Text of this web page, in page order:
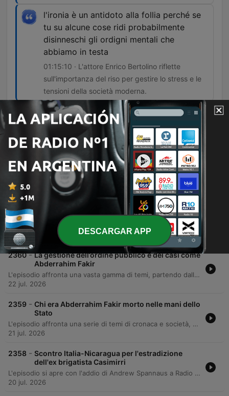
l'ironia è un antidoto alla follia perché se
tu su alcune cose ridi probabilmente
disinneschi gli ordigni mentali che
abbiamo in testa
01:15:10 · L'attore Enrico Bertolino riflette
sull'importanza del riso per gestire lo stress e le
tensioni della società moderna.
Episodios
L'appello di Alemanno a Roggero perché parli di
carcere sfruttando l'attenzione mediatica
L'episodio affronta temi di profonda attualità sociale e giustizia, partendo dall'analisi del caso Ilaria Salis e della crisi del sistema carcerario italiano. Attraverso l'intervista a Gianni Alemanno, si discute la necessità di una riforma che favorisca la riabilitazione attraverso il lavoro e la disciplina, toccando anche temi come la responsabilità penale dei minorenni e la gestione della salute mentale. La puntata prosegue con riflessioni sulla sicurezza nelle strutture pubbliche, ispirate dalla tragedia del piccolo Gabriele, e si conclude con un momento di convivialità tra i conduttori. L'ascolto si chiude con una panoramica sulle nuove produzioni podcast del gruppo 24 Ore, offrendo consigli d'ascolto che spaziano dal true crime alla psicologia.
24 jul. 2026
La Francia, prima in Europa, vieta per legge i
social network ai minori di 15 anni
23 jul. 2026
2360 - La gestione dell’ordine pubblico e dei casi come
Abderrahim Fakir
L'episodio affronta una vasta gamma di temi, partendo dall'analisi della democrazia e del dibattito politico, fino all'impatto dell'intelligenza artificiale e della manipolazione digitale sull'opinione pubblica. La discussione tocca anche la gestione psicologica delle forze dell'ordine durante interventi critici e le dinamiche di sovranità popolare. La trasmissione si conclude con approfondimenti su temi di attualità, una guida al mondo del caffè con l'esperto Francesco Sanapo e la presentazione dei nuovi progetti estivi, tra cui il film thriller 'Lama Affilata' del regista Elenio Mariotti.
22 jul. 2026
2359 - Chi era Abderrahim Fakir morto nelle mani dello
Stato
L'episodio affronta una serie di temi di cronaca e società, partendo da notizie sulla chiusura di un allevamento vicino a un borgo di lusso e dal caso della morte di Abderrahim Fakir a Bologna, con il contributo dell'avvocata Barbara Spinelli sui diritti umani e la responsabilità dello Stato. Il dibattito prosegue analizzando la gestione delle spiagge libere in Italia e la problematica dei rifiuti urbani, con interventi di Danilo Ruggero e riflessioni sulla civiltà ambientale. La discussione si sposta poi su temi più personali e filosofici attraverso l'intervista a Mauro Corona, che condivide lezioni di vita tratte dall'alpinismo e riflessioni sulla rabbia sociale. L'episodio si conclude con una nota surreale tra monologhi sulle invenzioni e parodie comiche.
21 jul. 2026
2358 - Scontro Italia-Nicaragua per l'estradizione
dell'ex brigatista Casimirri
L'episodio si apre con l'addio di Andrew Spannaus a Radio 24 e un approfondimento sul caso Mario Roggero attraverso l'intervista all'avvocato Marcolini, analizzando le prospettive legali e il peso della gestione mediatica. La discussione si sposta poi su temi internazionali, tra cui le tensioni in Medio Oriente, le strategie elettorali di Donald Trump e la vicenda diplomatica riguardante Alessio Casimirri. Nella parte finale, il podcast esplora riflessioni etiche sulla responsabilità individuale, l'analisi culturale del film 'L'Odissea' di Christopher Nolan con il professor Nicola Gardini e curiosità linguistiche sull'evoluzione della lingua italiana. L'appuntamento si conclude con i saluti stagionali e un breve excursus sulle radici storiche dei termini linguistici.
20 jul. 2026
DESCARGAR APP